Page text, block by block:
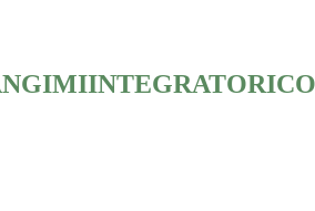
INTEGRATORI